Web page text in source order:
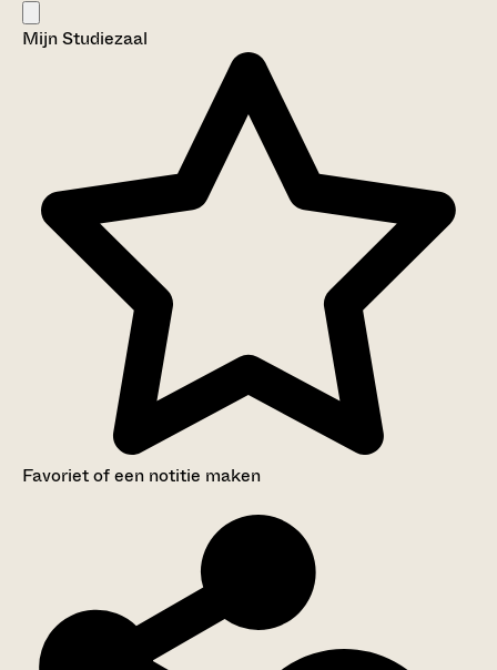
Mijn Studiezaal
Favoriet of een notitie maken